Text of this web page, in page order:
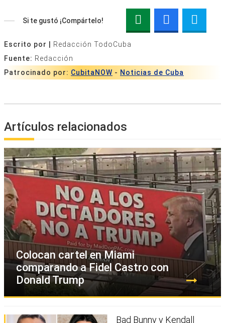
Si te gustó ¡Compártelo!
Escrito por |
Redacción TodoCuba
Fuente: Redacción
Patrocinado por: CubitaNOW - Noticias de Cuba
Artículos relacionados
Colocan cartel en Miami
comparando a Fidel Castro con
Donald Trump
Bad Bunny y Kendall